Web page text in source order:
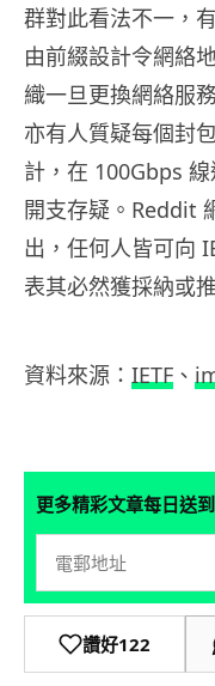
群對此看法不一，
由前綴設計令網絡
織一旦更換網絡服
亦有人質疑每個封
計，在 100Gbps
開支存疑。Reddit
出，任何人皆可向
表其必然獲採納或
資料來源： IETF 、
更多精彩文章每日送
讚好122